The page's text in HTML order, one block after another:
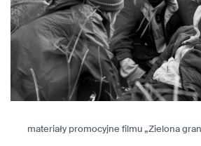
materiały promocyjne filmu „Zielona